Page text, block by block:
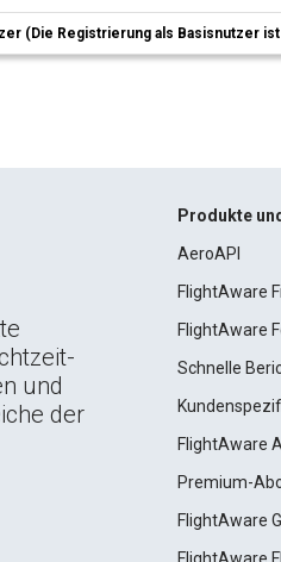
(Die Registrierung als Basisnutzer
und
der
Produkte
AeroAPI
FlightAware
FlightAware
Schnelle
FlightAware
Premium-
FlightAware